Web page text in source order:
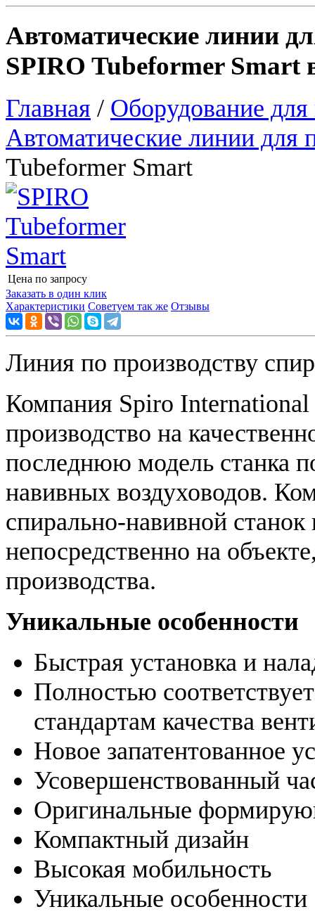
Автоматические линии
SPIRO Tubeformer Smart
Главная / Оборудование для
Автоматические линии для
Tubeformer Smart
Цена по запросу
Заказать в один клик
Характеристики Советуем так же Отзывы
Линия по производству
Компания Spiro
производство на
последнюю модель станка
навивных воздуховодов.
спирально-навивной
непосредственно на
производства.
Уникальные особенности
Быстрая установка и
Полностью
стандартам качества
Новое запатентованное
Усовершенствованный
Оригинальные
Компактный дизайн
Высокая мобильность
Уникальные особенности